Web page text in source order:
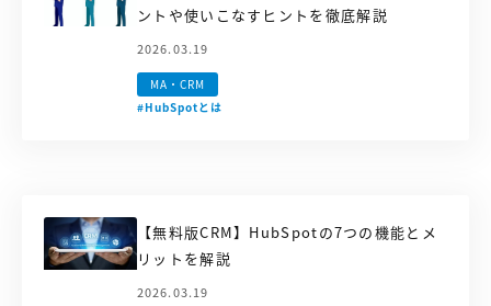
ントや使いこなすヒントを徹底解説
2026.03.19
MA・CRM
#HubSpotとは
【無料版CRM】HubSpotの7つの機能とメ
リットを解説
2026.03.19